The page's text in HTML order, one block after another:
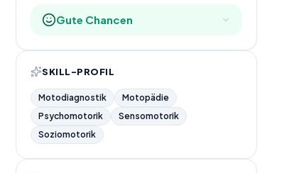
Gute Chancen
SKILL-PROFIL
Motodiagnostik
Motopädie
Psychomotorik
Sensomotorik
Soziomotorik